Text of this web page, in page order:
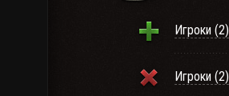
Игроки (2)
Игроки (2)